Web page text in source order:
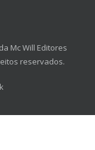
Mc Will Editores
reservados.